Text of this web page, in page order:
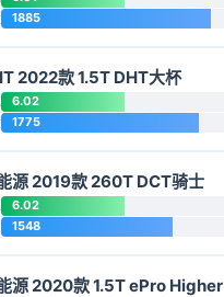
1885
2022款 1.5T DHT大杯
6.02
1775
源 2019款 260T DCT骑士
6.02
1548
源 2020款 1.5T ePro Higher